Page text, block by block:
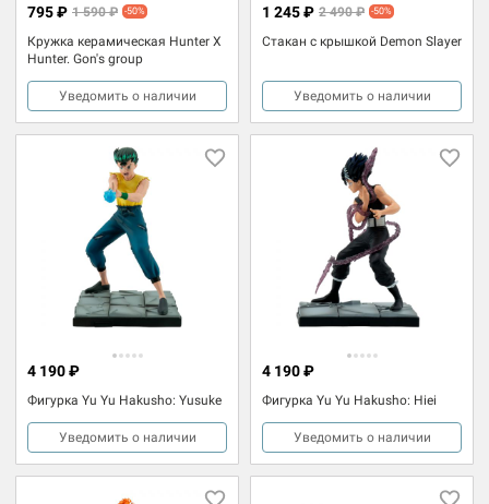
Кружка керамическая Hunter X
Hunter. Gon's group
795 ₽ 1 590 ₽ -50%
Уведомить о наличии
Стакан с крышкой Demon Slayer
1 245 ₽ 2 490 ₽ -50%
Уведомить о наличии
Фигурка Yu Yu Hakusho: Yusuke
4 190 ₽
Уведомить о наличии
Фигурка Yu Yu Hakusho: Hiei
4 190 ₽
Уведомить о наличии